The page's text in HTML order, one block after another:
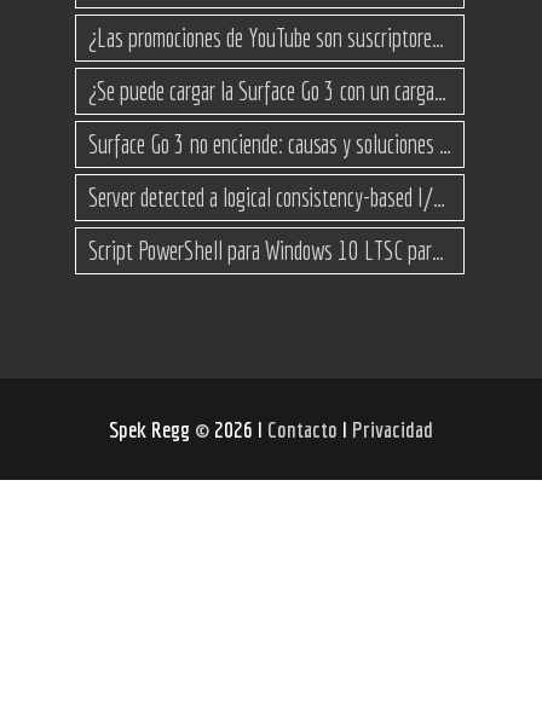
¿Las promociones de YouTube son suscriptores reales o bots? Esta es la Verdad
¿Se puede cargar la Surface Go 3 con un cargador USB-C de teléfono?
Surface Go 3 no enciende: causas y soluciones paso a paso para que arranque
Server detected a logical consistency-based I/O error: incorrect pageid
Script PowerShell para Windows 10 LTSC para recuperar espacio
Spek Regg © 2026 I Contacto I Privacidad